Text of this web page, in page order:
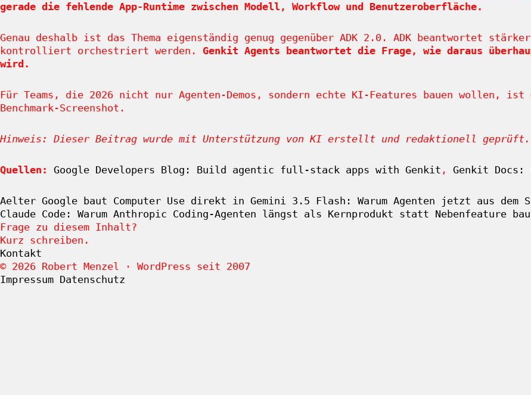
gerade die fehlende App-Runtime zwischen Modell, Workflow und Benutzeroberfläche.
Genau deshalb ist das Thema eigenständig genug gegenüber ADK 2.0. ADK beantwortet
kontrolliert orchestriert werden. Genkit Agents beantwortet die Frage, wie daraus
wird.
Für Teams, die 2026 nicht nur Agenten-Demos, sondern echte KI-Features bauen wollen,
Benchmark-Screenshot.
Hinweis: Dieser Beitrag wurde mit Unterstützung von KI erstellt und redaktionell geprüft.
Quellen: Google Developers Blog: Build agentic full-stack apps with Genkit , Genkit
Aelter Google baut Computer Use direkt in Gemini 3.5 Flash: Warum Agenten jetzt aus dem
Claude Code: Warum Anthropic Coding-Agenten längst als Kernprodukt statt Nebenfeature
Frage zu diesem Inhalt?
Kurz schreiben.
Kontakt
© 2026 Robert Menzel · WordPress seit 2007
Impressum Datenschutz